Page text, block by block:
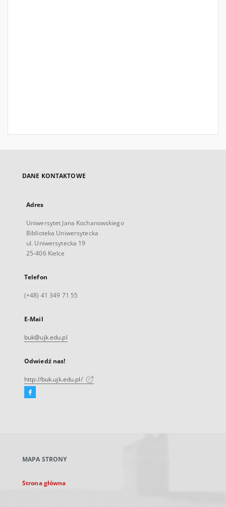
DANE KONTAKTOWE
Adres
Uniwersytet Jana Kochanowskiego
Biblioteka Uniwersytecka
ul. Uniwersytecka 19
25-406 Kielce
Telefon
(+48) 41 349 71 55
E-Mail
buk@ujk.edu.pl
Odwiedź nas!
http://buk.ujk.edu.pl/
Facebook
karcie
MAPA STRONY
Strona główna